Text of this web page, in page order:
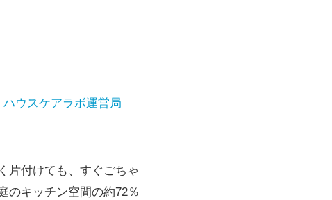
ハウスケアラボ運営局
片付けても、すぐごちゃ
キッチン空間の約72％